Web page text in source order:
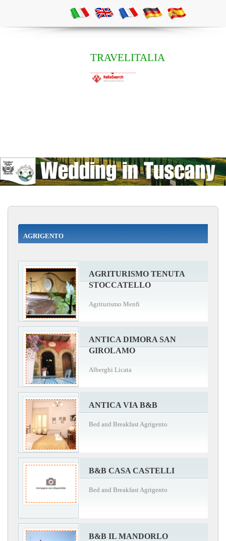
TRAVELITALIA
AGRIGENTO
AGRITURISMO TENUTA
STOCCATELLO
Agriturismo Menfi
ANTICA DIMORA SAN
GIROLAMO
Alberghi Licata
ANTICA VIA B&B
Bed and Breakfast Agrigento
B&B CASA CASTELLI
Bed and Breakfast Agrigento
B&B IL MANDORLO